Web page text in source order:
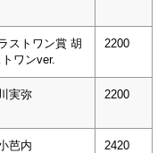
ストワン賞 胡
ワンver.
2200
実弥
2200
芭内
2420